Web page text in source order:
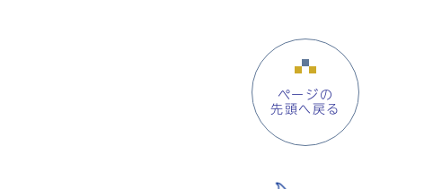
ページの
先頭へ戻る